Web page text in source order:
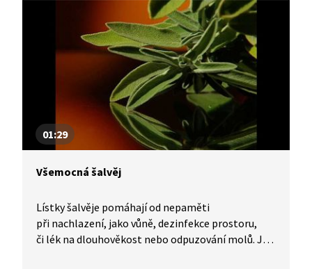
01:29
Všemocná šalvěj
Lístky šalvěje pomáhají od nepaměti
při nachlazení, jako vůně, dezinfekce prostoru,
či lék na dlouhověkost nebo odpuzování molů. Jak